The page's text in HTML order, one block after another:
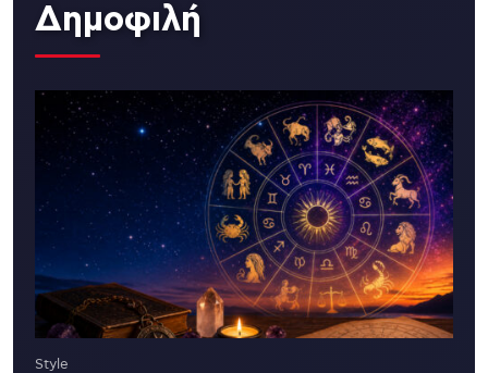
Δημοφιλή
Style